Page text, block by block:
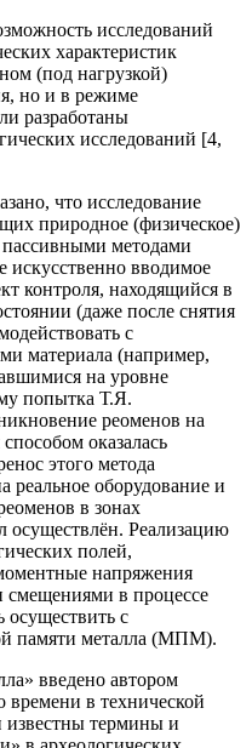
исследований
характеристик
(под нагрузкой)
но и в режиме
разработаны
исследований [4,
что исследование
природное (физическое)
методами
вводимое
контроля, находящийся в
(даже после снятия
с
материала (например,
на уровне
попытка Т.Я.
реоменов на
оказалась
этого метода
оборудование и
в зонах
осуществлён. Реализацию
полей,
напряжения
смещениями в процессе
осуществить с
памяти металла (МПМ).
введено автором
времени в технической
известны термины и